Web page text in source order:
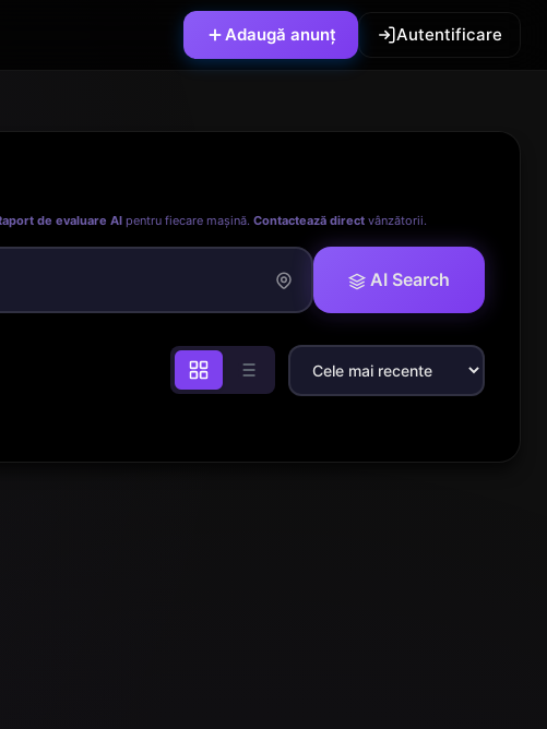
Adaugă anunț Autentificare
de evaluare AI pentru fiecare mașină. Contactează direct vânzătorii.
AI Search